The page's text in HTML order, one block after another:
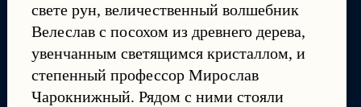
свете рун, величественный волшебник
Велеслав с посохом из древнего дерева,
увенчанным светящимся кристаллом, и
степенный профессор Мирослав
Чарокнижный. Рядом с ними стояли